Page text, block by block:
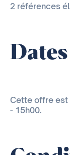
2 références
Cette offre est
- 15h00.